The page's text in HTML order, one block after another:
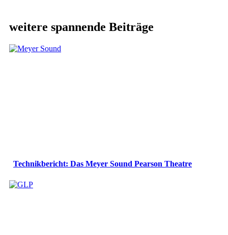
weitere spannende Beiträge
Technikbericht: Das Meyer Sound Pearson Theatre